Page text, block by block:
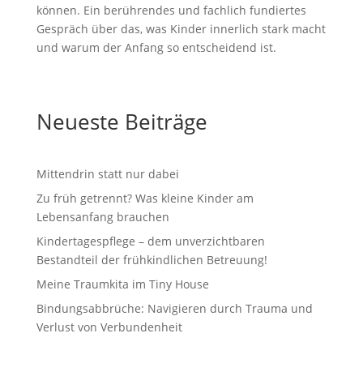
können. Ein berührendes und fachlich fundiertes
Gespräch über das, was Kinder innerlich stark macht
und warum der Anfang so entscheidend ist.
Neueste Beiträge
Mittendrin statt nur dabei
Zu früh getrennt? Was kleine Kinder am
Lebensanfang brauchen
Kindertagespflege – dem unverzichtbaren
Bestandteil der frühkindlichen Betreuung!
Meine Traumkita im Tiny House
Bindungsabbrüche: Navigieren durch Trauma und
Verlust von Verbundenheit